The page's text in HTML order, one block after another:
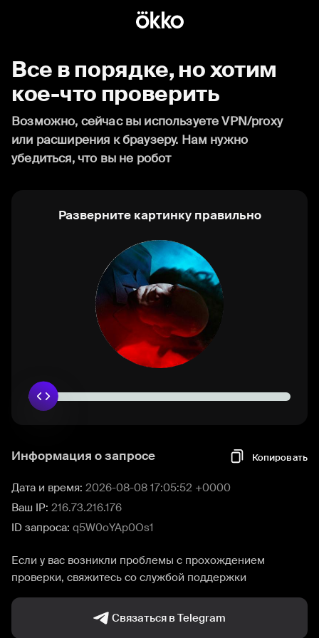
Все в порядке, но хотим
кое-что проверить
Возможно, сейчас вы используете VPN/proxy
или расширения к браузеру. Нам нужно
убедиться, что вы не робот
Разверните картинку правильно
Информация о запросе Копировать
Дата и время: 2026-08-08 17:05:52 +0000
Ваш IP: 216.73.216.176
ID запроса: q5W0oYAp0Os1
Если у вас возникли проблемы с прохождением
проверки, свяжитесь со службой поддержки
Связаться в Telegram